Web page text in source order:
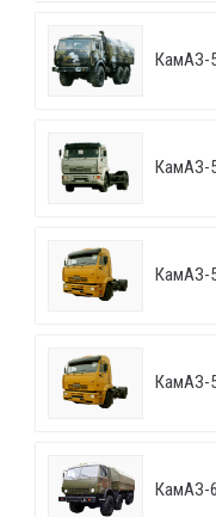
КамАЗ-
КамАЗ-
КамАЗ-
КамАЗ-
КамАЗ-